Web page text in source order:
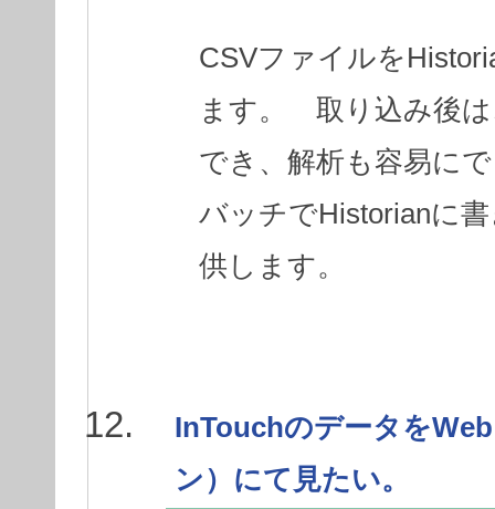
CSVファイルを
ます。 取り込み後は
でき、解析も容易に
バッチでHistorianに
供します。
InTouchのデータを
ン）にて見たい。